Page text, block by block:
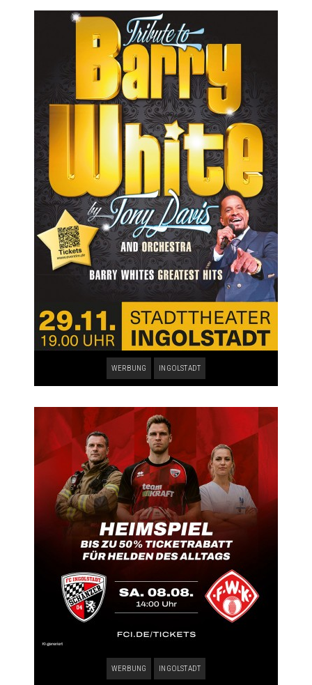
WERBUNG INGOLSTADT
WERBUNG INGOLSTADT